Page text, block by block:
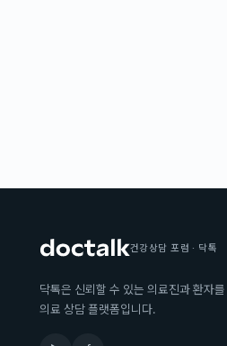
건강상담 포럼 · 닥톡
닥톡은 신뢰할 수 있는 의료진과 환자
의료 상담 플랫폼입니다.